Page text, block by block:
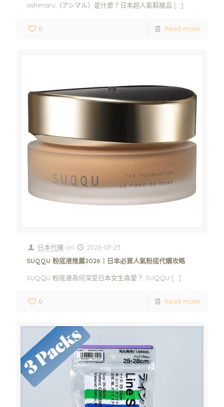
ashimaru（アシマル）是什麼？日本超人氣鞋履品 […]
0 Read more
日本代購 on
2026-07-23
SUQQU 粉底液推薦2026｜日本必買人氣粉底代購攻略
SUQQU 粉底液為何深受日本女生喜愛？ SUQQU […]
0 Read more